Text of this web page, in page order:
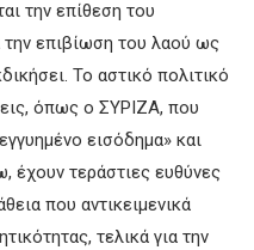
την επίθεση του
την επιβίωση του λαού ως
Το αστικό πολιτικό
όπως ο ΣΥΡΙΖΑ, που
εισόδημα» και
έχουν τεράστιες ευθύνες
που αντικειμενικά
τελικά για την